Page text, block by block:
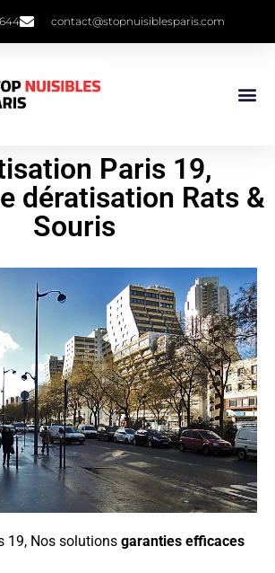
contact@stopnuisiblesparis.com
Paris 19,
dératisation Rats &
Souris
19, Nos solutions garanties efficaces